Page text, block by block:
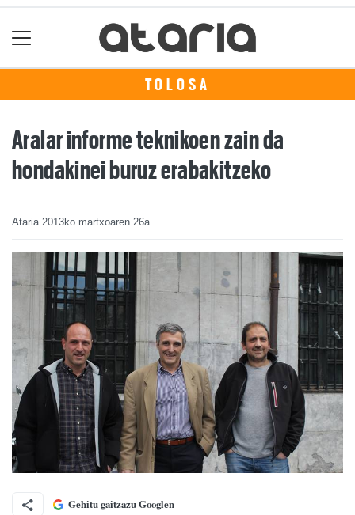
TOLOSA
Aralar informe teknikoen zain da
hondakinei buruz erabakitzeko
Ataria 2013ko martxoaren 26a
Gehitu gaitzazu Googlen